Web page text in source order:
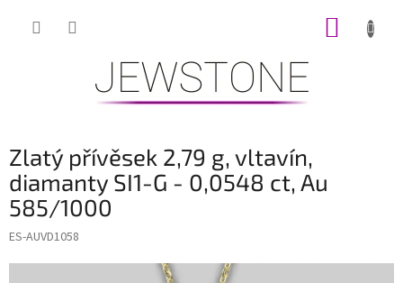
Zlatý přívěsek 2,79 g, vltavín,
diamanty SI1-G - 0,0548 ct, Au
585/1000
ES-AUVD1058